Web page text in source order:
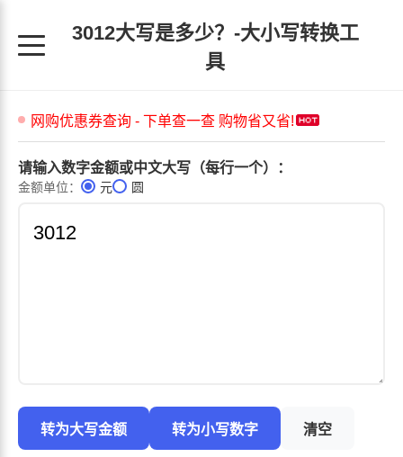
3012大写是多少？-大小写转换工
具
请输入数字金额或中文大写（每行一个）：
金额单位： 元 圆
转为大写金额 转为小写数字 清空